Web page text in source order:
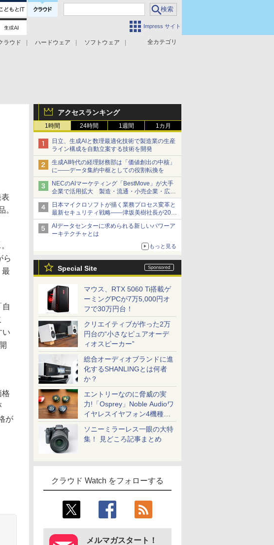
Impress サイト
全カテゴリ
ラウド ハードウェア
ソフトウェア
アクセスランキング
1時間 24時間 1週間 1カ月
日立、生成AIと数理最適化技術で製造業の生産
ライン構成を自動立案する技術を開発
生成AI時代の経理財務部は「価値創出の中核」
に――データ集約中枢としての役割転換を
NECのAIマーケティング「BestMove」が大手
企業で活用拡大 製造・流通・小売企業・広告
代理店などが実装フェーズへ
日本マイクロソフトが描く業務プロセス変革と
最新セキュリティ戦略――津坂美樹社長が2027
年度戦略を説明
AIデータセンターに求められる新しいパワーア
ーキテクチャとは
もっと見る
Special Site
マウス、RTX 5060 Ti搭載ゲ
ーミングPCが7万5,000円オ
フで30万円台！
クリエイティブが作った2万
円台の“小さなピュアオーデ
ィオスピーカー”
総合オーディオブランドに進
化するSHANLINGとは何者
か？
エントリーなのに脅威の実
力!「Osprey」Noble Audioワ
イヤレスイヤフォン4機種を
一気に聴く
ソニーミラーレス一眼の大特
集！ 見どころ記事まとめ
クラウド Watch をフォローする
メルマガスタート！
。
ら
最
自
い
格
が